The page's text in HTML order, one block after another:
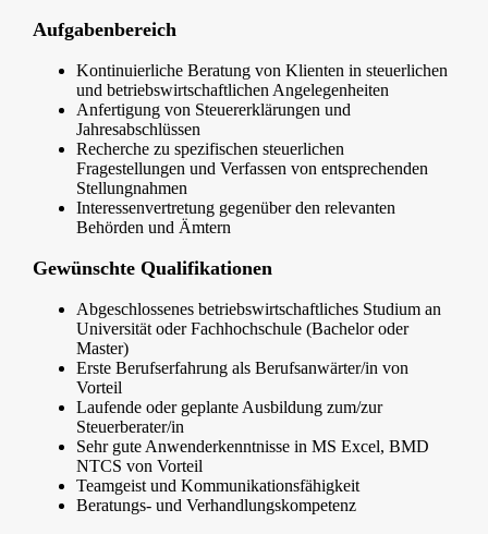
Aufgabenbereich
Kontinuierliche Beratung von Klienten in steuerlichen
und betriebswirtschaftlichen Angelegenheiten
Anfertigung von Steuererklärungen und
Jahresabschlüssen
Recherche zu spezifischen steuerlichen
Fragestellungen und Verfassen von entsprechenden
Stellungnahmen
Interessenvertretung gegenüber den relevanten
Behörden und Ämtern
Gewünschte Qualifikationen
Abgeschlossenes betriebswirtschaftliches Studium an
Universität oder Fachhochschule (Bachelor oder
Master)
Erste Berufserfahrung als Berufsanwärter/in von
Vorteil
Laufende oder geplante Ausbildung zum/zur
Steuerberater/in
Sehr gute Anwenderkenntnisse in MS Excel, BMD
NTCS von Vorteil
Teamgeist und Kommunikationsfähigkeit
Beratungs- und Verhandlungskompetenz